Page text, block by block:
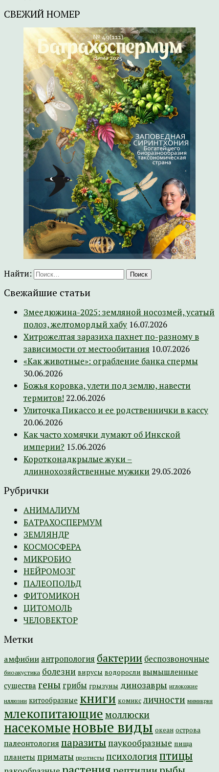
СВЕЖИЙ НОМЕР
Найти:
Свежайшие статьи
Змеедюжина-2025: земляной носозмей, усатый
полоз, желтомордый хабу 16.07.2026
Хитрожелтая заразиха пахнет по-разному в
зависимости от местообитания 10.07.2026
«Как животные»: ограбление банка спермы
30.06.2026
Божья коровка, улети под землю, навести
термитов! 22.06.2026
Улиточка Пикассо и ее родственнички в кассу
20.06.2026
Как часто хомячки думают об Инкской
империи? 15.06.2026
Коротконадкрылые жуки –
длиннохозяйственные мужики 29.05.2026
Рубрички
АНИМАЛИУМ
БАТРАХОСПЕРМУМ
ЗЕМЛЯНДР
КОСМОСФЕРА
МИКРОБИО
НЕЙРОМОЗГ
ПАЛЕОПОЛЬД
ФИТОМИКОН
ЦИТОМОЛЬ
ЧЕЛОВЕКТОР
Метки
амфибии антропология бактерии беспозвоночные
биоакустика болезни вирусы водоросли вымышленные
существа гены грибы грызуны динозавры иглокожие
иллюзии китообразные книги комикс личности мимикрия
млекопитающие моллюски
насекомыеновые виды океан острова
палеонтология паразиты паукообразные пища
планеты приматы протисты психология птицы